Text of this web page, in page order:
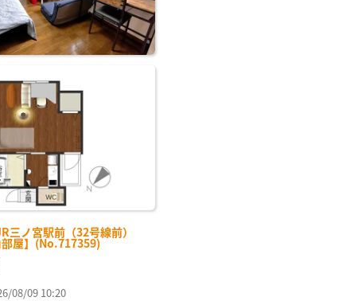
三ノ宮駅前（32号線前）
屋】(No.717359)
08/09 10:20